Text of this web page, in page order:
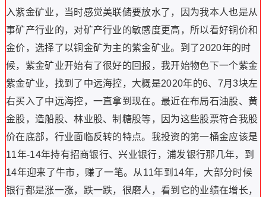
入紫金矿业，当时感觉美联储要放水了，因为我本人也是从
事矿产行业的，对矿产行业的敏感度更高，所以看好铜价和
金价，选择了以铜金矿为主的紫金矿业。到了2020年的时
候，紫金矿业开始有了很好的回报，我开始物色下一个紫金
紫金矿业，找到了中远海控，大概是2020年的6、7月3块左
右买入了中远海控，一直拿到现在。最近在布局石油股、黄
金股，造船股、林业股、制糖股等，因为这些股票符合我股
价在底部，行业面临反转的特点。我投资的第一桶金应该是
11年-14年持有招商银行、兴业银行，浦发银行那几年，到
14年迎来了牛市，赚了一笔。从11年到14年，大部分时候
银行都是涨一涨，跌一跌，很磨人，看到它的业绩在增长，